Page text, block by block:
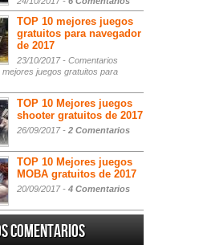
TOP 10 mejores juegos
gratuitos para navegador
de 2017
23/10/2017 - Comentarios
mejores juegos gratuitos para
TOP 10 Mejores juegos
shooter gratuitos de 2017
26/09/2017 - 2 Comentarios
TOP 10 Mejores juegos
MOBA gratuitos de 2017
20/09/2017 - 4 Comentarios
comentarios